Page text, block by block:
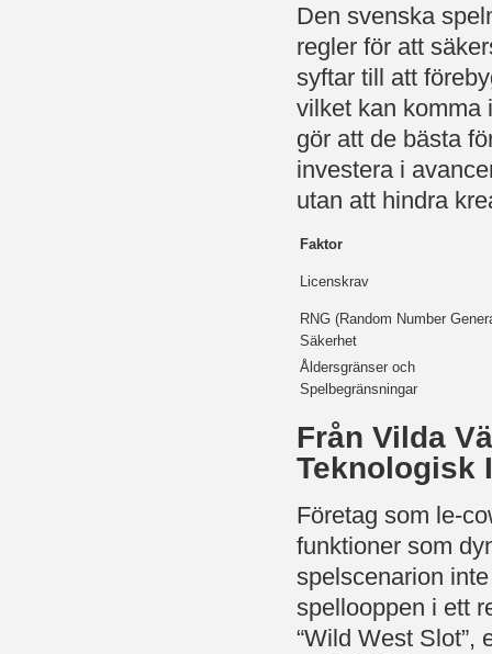
Den svenska
regler för att
syftar till att
vilket kan komma
gör att de bästa
investera i
utan att hindra
Faktor
Licenskrav
RNG (Random Number
Säkerhet
Åldersgränser och
Spelbegränsningar
Från Vilda
Teknologisk
Företag som le-
funktioner som
spelscenarion
spellooppen i ett
“Wild West Slot”,